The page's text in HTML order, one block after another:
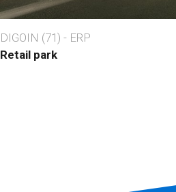
DIGOIN (71) - ERP
Retail park